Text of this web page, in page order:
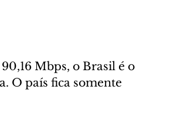
Mbps, o Brasil é o
O país fica somente